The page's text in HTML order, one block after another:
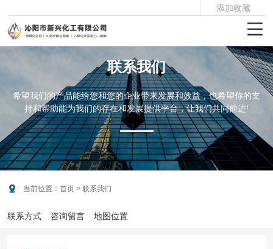
添加收藏

联系我们
希望我们的产品能给您和您的企业带来发展和效益，也希望你的支
持和帮助能为我们的存在和发展提供平台，让我们共同前进!
联系方式 咨询留言 地图位置
 当前位置： 首页 > 联系我们